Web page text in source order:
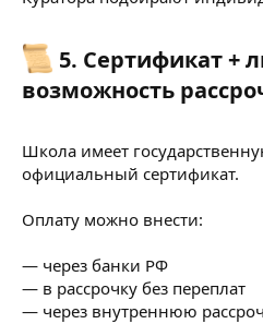
5. Сертификат +
возможность
Школа имеет
официальный сертификат.
Оплату можно внести:
— через банки РФ
— в рассрочку без переплат
— через внутреннюю